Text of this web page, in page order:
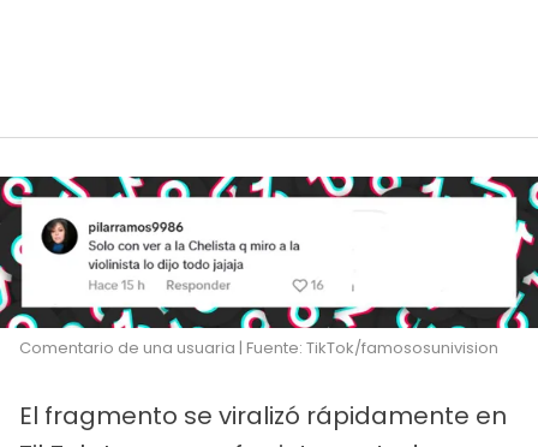
Comentario de una usuaria | Fuente: TikTok/famososunivision
El fragmento se viralizó rápidamente en